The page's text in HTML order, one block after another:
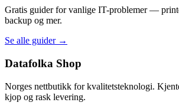
Gratis guider for vanlige IT-problemer —
backup og mer.
Se alle guider →
Datafolka Shop
Norges nettbutikk for kvalitetsteknologi.
kjop og rask levering.